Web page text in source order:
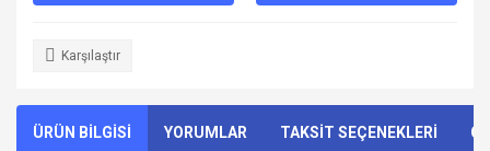
Karşılaştır
ÜRÜN BİLGİSİ YORUMLAR TAKSİT SEÇENEKLERİ